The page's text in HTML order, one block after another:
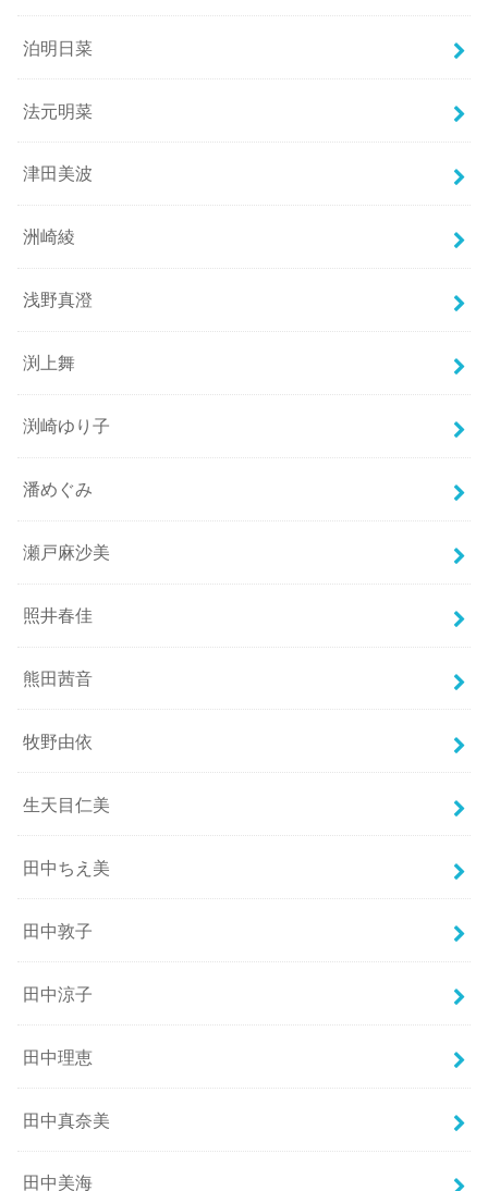
泊明日菜
法元明菜
津田美波
洲崎綾
浅野真澄
渕上舞
渕崎ゆり子
潘めぐみ
瀬戸麻沙美
照井春佳
熊田茜音
牧野由依
生天目仁美
田中ちえ美
田中敦子
田中涼子
田中理恵
田中真奈美
田中美海